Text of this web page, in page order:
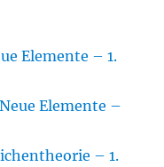
Elemente – 1.
Elemente –
– 1.